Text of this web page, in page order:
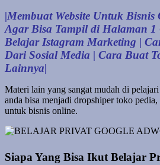
|Membuat Website Untuk
Agar Bisa Tampil di Halaman 1
Belajar Istagram Marketing |
Dari Sosial Media | Cara Buat
Lainnya|
Materi lain yang sangat mudah di
anda bisa menjadi dropshiper toko
untuk bisnis online.
Siapa Yang Bisa Ikut Belajar